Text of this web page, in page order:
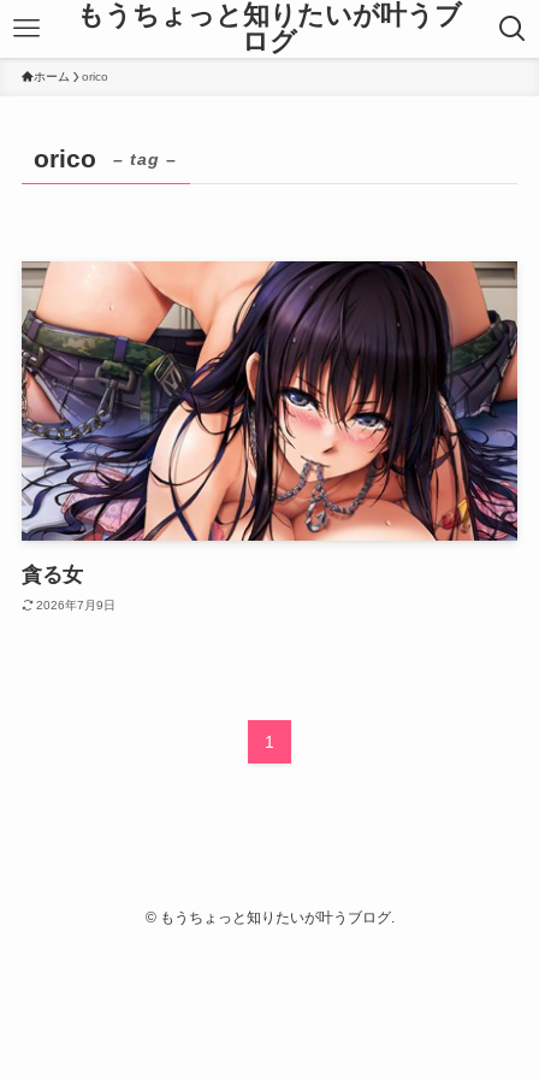
もうちょっと知りたいが叶うブ
ログ
ホーム orico
orico – tag –
貪る女
2026年7月9日
1
©もうちょっと知りたいが叶うブログ.